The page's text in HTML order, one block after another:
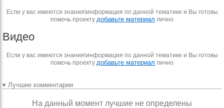
Если у вас имеются знания\информация по данной тематике и Вы готовы
помочь проекту добавьте материал лично
Видео
Если у вас имеются знания\информация по данной тематике и Вы готовы
помочь проекту добавьте материал лично
▾ Лучшие комментарии
На данный момент лучшие не определены